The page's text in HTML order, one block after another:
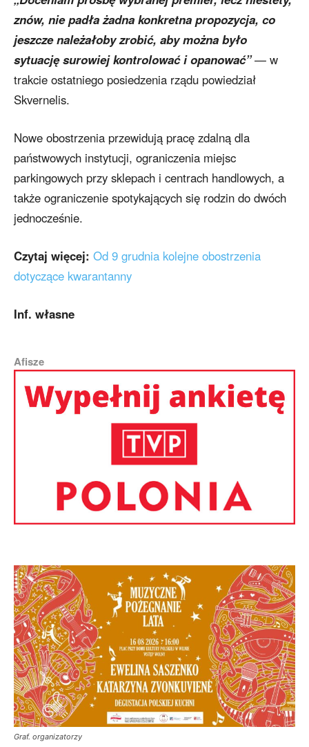
znów, nie padła żadna konkretna propozycja, co
jeszcze należałoby zrobić, aby można było
sytuację surowiej kontrolować i opanować”— w
trakcie ostatniego posiedzenia rządu powiedział
Skvernelis.
Nowe obostrzenia przewidują pracę zdalną dla
państwowych instytucji, ograniczenia miejsc
parkingowych przy sklepach i centrach handlowych, a
także ograniczenie spotykających się rodzin do dwóch
jednocześnie.
Czytaj więcej: Od 9 grudnia kolejne obostrzenia
dotyczące kwarantanny
Inf. własne
Afisze
Graf. organizatorzy